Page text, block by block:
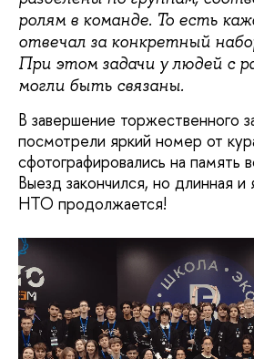
ролям в команде. То есть
отвечал за конкретный
При этом задачи у людей с
могли быть связаны.
В завершение торжественного
посмотрели яркий номер от
сфотографировались на память
Выезд закончился, но длинная и
НТО продолжается!